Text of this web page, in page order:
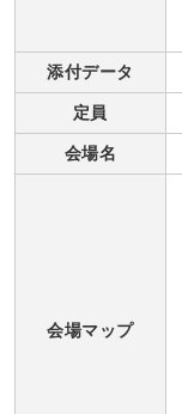
添付データ
定員
会場名
会場マップ